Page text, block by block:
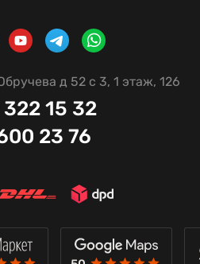
д 52 с 3, 1 этаж, 126
322 15 32
23 76